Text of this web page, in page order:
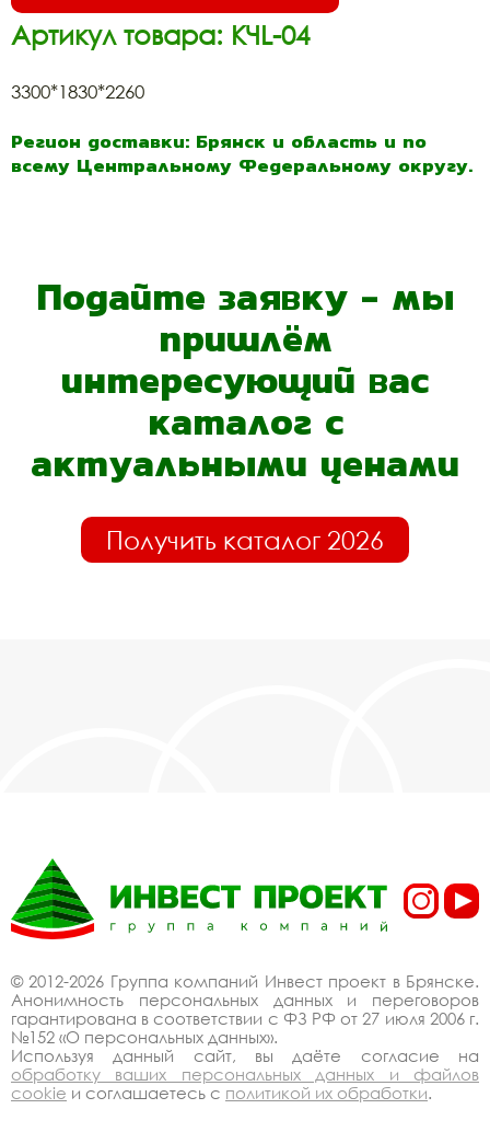
Артикул товара: КЧL-04
3300*1830*2260
Регион доставки: Брянск и область и по
всему Центральному Федеральному округу.
Подайте заявку - мы
пришлём
интересующий вас
каталог с
актуальными ценами
Получить каталог 2026
© 2012-2026 Группа компаний Инвест проект в Брянске.
Анонимность персональных данных и переговоров
гарантирована в соответствии с ФЗ РФ от 27 июля 2006 г.
№152 «О персональных данных».
Используя данный сайт, вы даёте согласие на
обработку ваших персональных данных и файлов
cookie и соглашаетесь с политикой их обработки.